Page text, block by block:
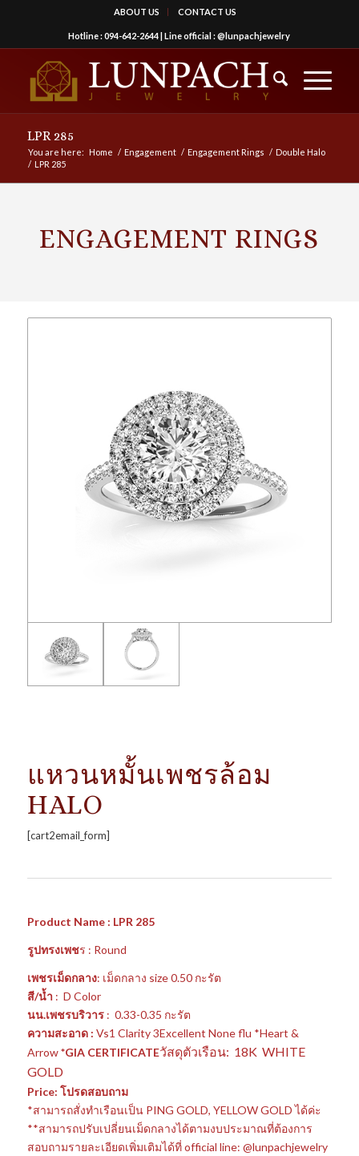
ABOUT US CONTACT US
Hotline :094-642-2644| Line official :@lunpachjewelry
LPR 285
You are here: Home / Engagement / Engagement Rings / Double Halo
/ LPR 285
ENGAGEMENT RINGS
แหวนหมั้นเพชรล้อม
HALO
[cart2email_form]
Product Name : LPR 285
รูปทรงเพชร : Round
เพชรเม็ดกลาง: เม็ดกลาง size 0.50 กะรัต
สี/น้ำ : D Color
นน.เพชรบริวาร : 0.33-0.35 กะรัต
ความสะอาด : Vs1 Clarity 3Excellent None flu *Heart &
Arrow*GIA CERTIFICATEวัสดุตัวเรือน: 18K WHITE
GOLD
Price: โปรดสอบถาม
*สามารถสั่งทำเรือนเป็น PING GOLD, YELLOW GOLD ได้ค่ะ
**สามารถปรับเปลี่ยนเม็ดกลางได้ตามงบประมาณที่ต้องการ
สอบถามรายละเอียดเพิ่มเติมได้ที่ official line: @lunpachjewelry